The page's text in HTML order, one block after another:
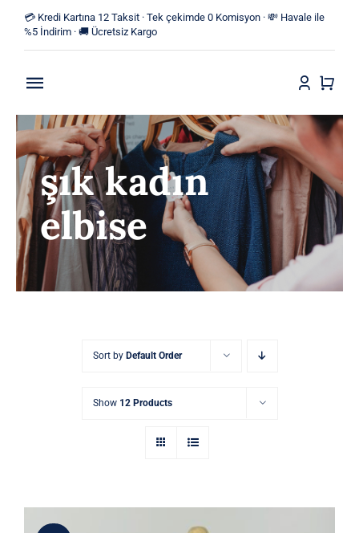
content
💳 Kredi Kartına 12 Taksit · Tek çekimde 0 Komisyon · 💸 Havale ile
%5 İndirim · 🚚 Ücretsiz Kargo
Toggle
Navigation
Anasayfa
Mağaza
Yeni Ürünler
Kategoriler
şık kadın
elbise
Sort by Default Order
Show 12 Products